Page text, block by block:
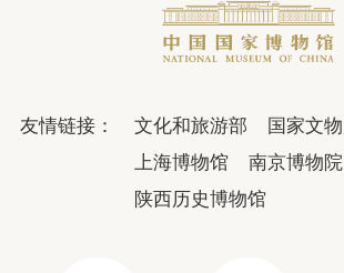
友情链接： 文化和旅游部 国家文
上海博物馆
南京博物院
陕西历史博物馆